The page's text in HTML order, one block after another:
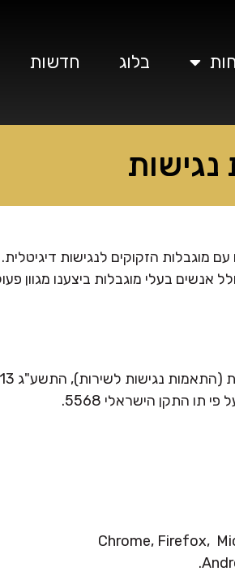
בלוג חדשות
אנשים בעלי מוגבלות ביצענו מגוון
תו התקן הישראלי 5568.